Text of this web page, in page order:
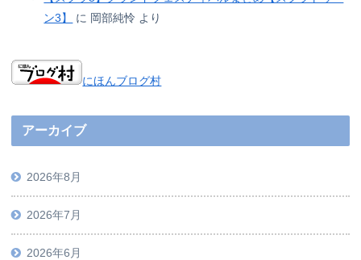
ン3】
に 岡部純怜 より
にほんブログ村
アーカイブ
2026年8月
2026年7月
2026年6月